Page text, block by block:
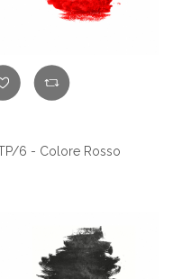
6 - Colore Rosso